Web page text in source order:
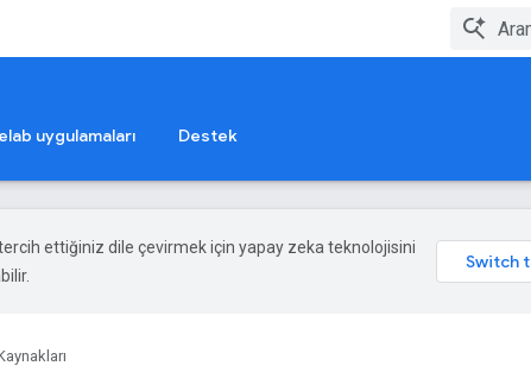
uygulamaları Destek
ettiğiniz dile çevirmek için yapay zeka teknolojisini